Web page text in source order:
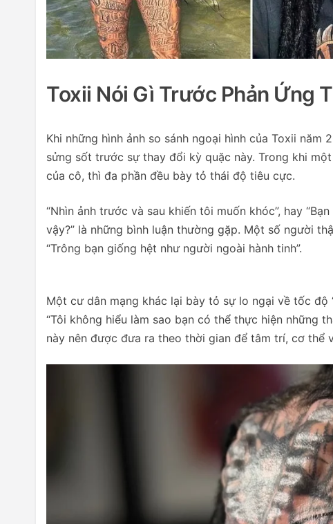
Toxii Nói Gì Trước Phản Ứng
Khi những hình ảnh so sánh ngoại hình của Toxii
sửng sốt trước sự thay đổi kỳ quặc này. Trong khi
của cô, thì đa phần đều bày tỏ thái độ tiêu cực.
“Nhìn ảnh trước và sau khiến tôi muốn khóc”, hay
vậy?” là những bình luận thường gặp. Một số người
“Trông bạn giống hệt như người ngoài hành tinh”.
Một cư dân mạng khác lại bày tỏ sự lo ngại về tốc độ
“Tôi không hiểu làm sao bạn có thể thực hiện những
này nên được đưa ra theo thời gian để tâm trí, cơ thể